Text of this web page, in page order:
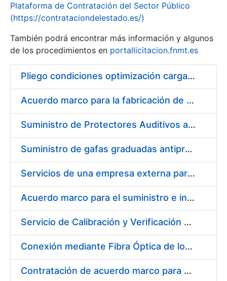
Erakutsi/Ezkutatu
Plataforma de Contratación del Sector Público
(https://contrataciondelestado.es/)
También podrá encontrar más información y algunos
de los procedimientos en portallicitacion.fnmt.es
Pliego condiciones optimización cargas compras firmado
Acuerdo marco para la fabricación de piezas
Suministro de Protectores Auditivos a medida para las personas trabajadoras de los Centros de Trabajo de Madrid y Burgos
Suministro de gafas graduadas antiproyecciones para los trabajadores de la FNMT-RCM en los centros de trabajo de Madrid y Burgos
Servicios de una empresa externa para el asesoramiento y resolución de los recursos de alzada que se presentan relacionados con procesos de selección para la FNMT-RCM
Acuerdo marco para el suministro e instalación de persianas, estores y otros complementos
Servicio de Calibración y Verificación Externa de los Equipos de Medición del Servicio de Prevención de la FNMT-RCM
Conexión mediante Fibra Óptica de los Centros de Proceso de Datos (CPDs) de las sedes de la FNMT-RCM de Burgos y Madrid
Contratación de acuerdo marco para el Suministro de Material de Electricidad para la Fábrica Nacional de Moneda y Timbre-Real Casa de la Moneda en su centro de trabajo de Burgos